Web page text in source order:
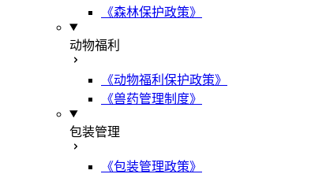
《森林保护政策》
动物福利
《动物福利保护政策》
《兽药管理制度》
包装管理
《包装管理政策》